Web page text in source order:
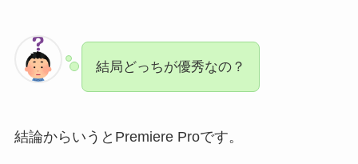
結局どっちが優秀なの？
結論からいうとPremiere Proです。